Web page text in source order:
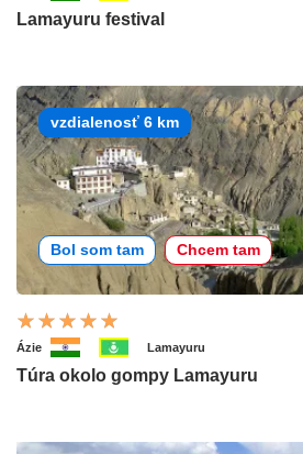
Lamayuru festival
vzdialenosť 6 km
Bol som tam Chcem tam
Ázie Lamayuru
Túra okolo gompy Lamayuru